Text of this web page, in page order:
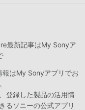
最新記事はMy Sonyア
報はMy Sonyアプリでお
登録した製品の活用情
るソニーの公式アプリ